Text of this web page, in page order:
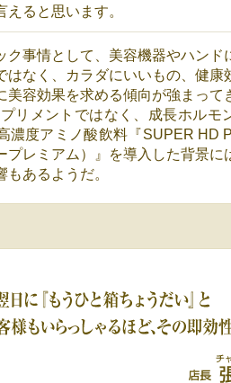
ると思います。
ク事情として、美容機器やハンド
はなく、カラダにいいもの、健康
容効果を求める傾向が強まって
リメントではなく、成長ホルモ
濃度アミノ酸飲料『SUPER HD
プレミアム）』を導入した背景に
あるようだ。
『もうひと箱ちょうだい』とご注文さ